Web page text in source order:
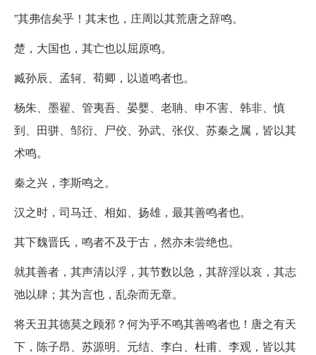
”其弗信矣乎！其末也，庄周以其荒唐之辞鸣。
楚，大国也，其亡也以屈原鸣。
臧孙辰、孟轲、荀卿，以道鸣者也。
杨朱、墨翟、管夷吾、晏婴、老聃、申不害、韩非、慎
到、田骈、邹衍、尸佼、孙武、张仪、苏秦之属，皆以其
术鸣。
秦之兴，李斯鸣之。
汉之时，司马迁、相如、扬雄，最其善鸣者也。
其下魏晋氏，鸣者不及于古，然亦未尝绝也。
就其善者，其声清以浮，其节数以急，其辞淫以哀，其志
弛以肆；其为言也，乱杂而无章。
将天丑其德莫之顾邪？何为乎不鸣其善鸣者也！唐之有天
下，陈子昂、苏源明、元结、李白、杜甫、李观，皆以其